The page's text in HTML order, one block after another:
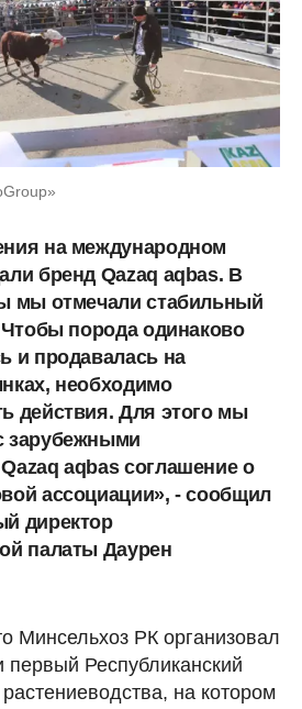
на международном
бренд Qazaq aqbas. В
мы отмечали стабильный
Чтобы порода одинаково
и продавалась на
необходимо
действия. Для этого мы
зарубежными
aqbas соглашение о
ассоциации», - сообщил
директор
палаты Даурен
Минсельхоз РК организовал
первый Республиканский
на котором